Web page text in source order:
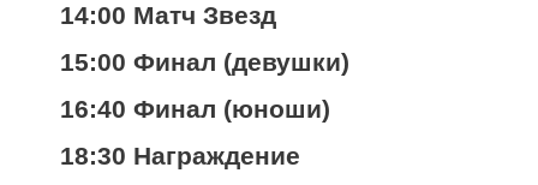
14:00 Матч Звезд
15:00 Финал (девушки)
16:40 Финал (юноши)
18:30 Награждение